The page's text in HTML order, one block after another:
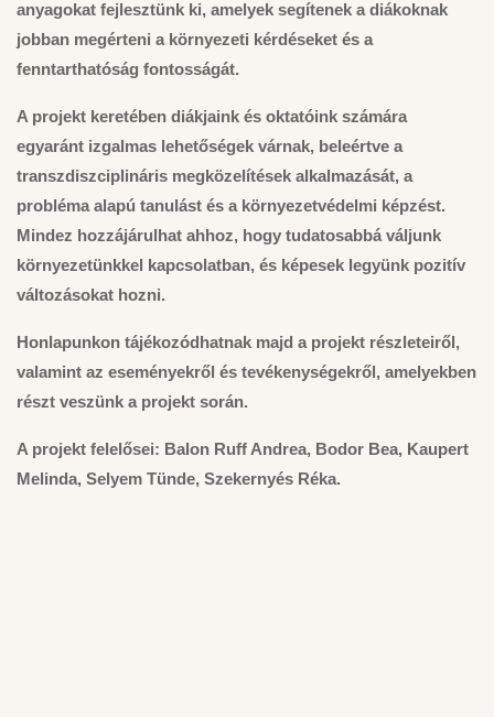
anyagokat fejlesztünk ki, amelyek segítenek a diákoknak
jobban megérteni a környezeti kérdéseket és a
fenntarthatóság fontosságát.
A projekt keretében diákjaink és oktatóink számára
egyaránt izgalmas lehetőségek várnak, beleértve a
transzdiszciplináris megközelítések alkalmazását, a
probléma alapú tanulást és a környezetvédelmi képzést.
Mindez hozzájárulhat ahhoz, hogy tudatosabbá váljunk
környezetünkkel kapcsolatban, és képesek legyünk pozitív
változásokat hozni.
Honlapunkon tájékozódhatnak majd a projekt részleteiről,
valamint az eseményekről és tevékenységekről, amelyekben
részt veszünk a projekt során.
A projekt felelősei: Balon Ruff Andrea, Bodor Bea, Kaupert
Melinda, Selyem Tünde, Szekernyés Réka.